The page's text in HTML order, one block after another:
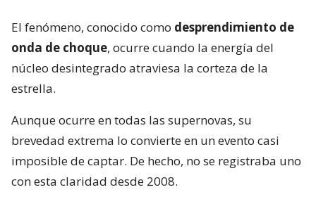
El fenómeno, conocido como desprendimiento de
onda de choque, ocurre cuando la energía del
núcleo desintegrado atraviesa la corteza de la
estrella.
Aunque ocurre en todas las supernovas, su
brevedad extrema lo convierte en un evento casi
imposible de captar. De hecho, no se registraba uno
con esta claridad desde 2008.